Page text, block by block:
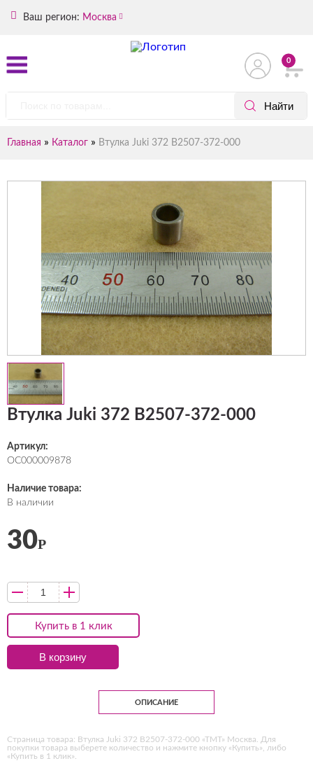
Ваш регион: Москва
0
Главная » Каталог » Втулка Juki 372 В2507-372-000
Втулка Juki 372 В2507-372-000
Артикул:
ОС000009878
Наличие товара:
В наличии
Купить в 1 клик
30Р
В корзину
ОПИСАНИЕ
Страница товара: Втулка Juki 372 В2507-372-000 «ТМТ» Москва. Для
покупки товара выберете количество и нажмите кнопку «Купить», либо
«Купить в 1 клик».